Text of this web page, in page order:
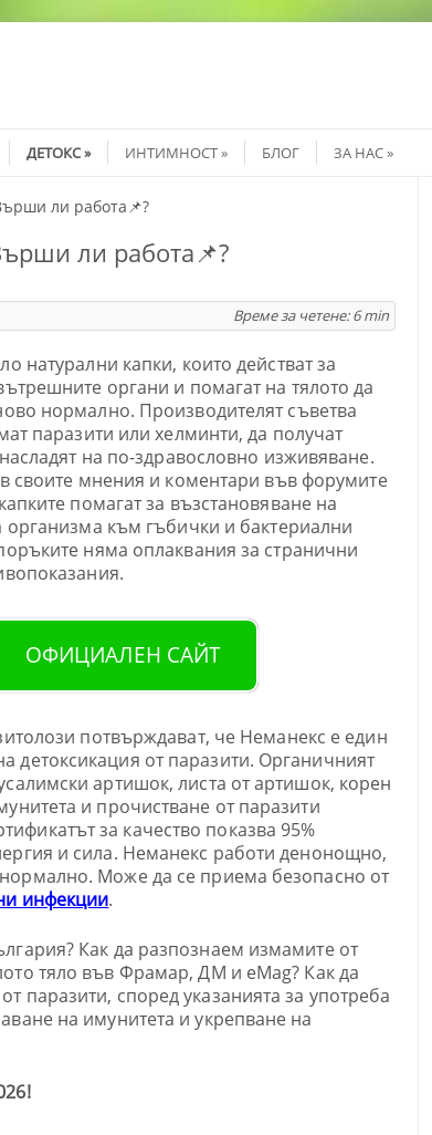
ДЕТОКС ИНТИМНОСТ БЛОГ ЗА НАС
ли работа📌?
ли работа📌?
Време за четене:6 min
натурални капки, които действат за
органи и помагат на тялото да
нормално. Производителят съветва
паразити или хелминти, да получат
на по-здравословно изживяване.
своите мнения и коментари във форумите
помагат за възстановяване на
организма към гъбички и бактериални
няма оплаквания за странични
ОФИЦИАЛЕН САЙТ
потвърждават, че Неманекс е един
детоксикация от паразити. Органичният
артишок, листа от артишок, корен
и прочистване от паразити
за качество показва 95%
и сила. Неманекс работи денонощно,
Може да се приема безопасно от
инфекции.
Как да разпознаем измамите от
тяло във Фрамар, ДМ и eMag? Как да
паразити, според указанията за употреба
на имунитета и укрепване на